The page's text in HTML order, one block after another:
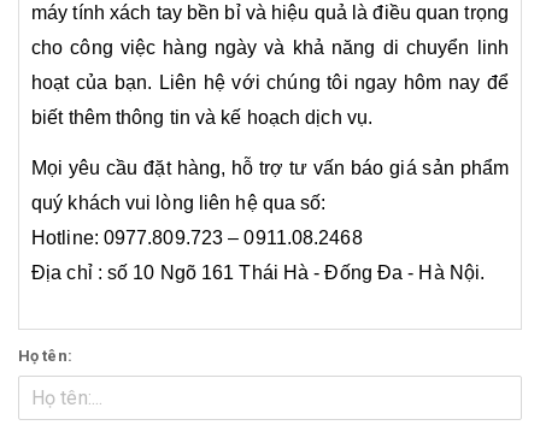
máy tính xách tay bền bỉ và hiệu quả là điều quan trọng
cho công việc hàng ngày và khả năng di chuyển linh
hoạt của bạn. Liên hệ với chúng tôi ngay hôm nay để
biết thêm thông tin và kế hoạch dịch vụ.
Mọi yêu cầu đặt hàng, hỗ trợ tư vấn báo giá sản phẩm
quý khách vui lòng liên hệ qua số:
Hotline: 0977.809.723 – 0911.08.2468
Địa chỉ : số 10 Ngõ 161 Thái Hà - Đống Đa - Hà Nội.
Họ tên: